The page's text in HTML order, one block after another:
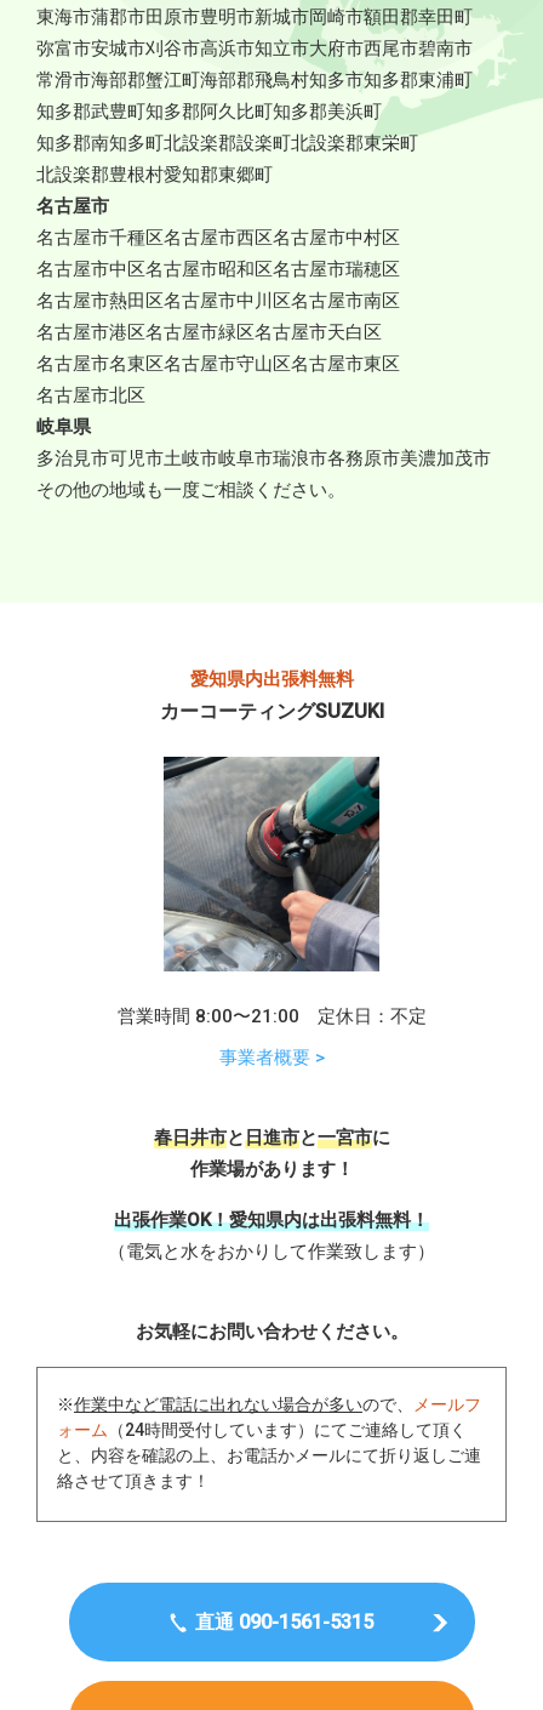
東海市蒲郡市田原市豊明市新城市岡崎市額田郡幸田町
弥富市安城市刈谷市高浜市知立市大府市西尾市碧南市
常滑市海部郡蟹江町海部郡飛鳥村知多市知多郡東浦町
知多郡武豊町知多郡阿久比町知多郡美浜町
知多郡南知多町北設楽郡設楽町北設楽郡東栄町
北設楽郡豊根村愛知郡東郷町
名古屋市
名古屋市千種区名古屋市西区名古屋市中村区
名古屋市中区名古屋市昭和区名古屋市瑞穂区
名古屋市熱田区名古屋市中川区名古屋市南区
名古屋市港区名古屋市緑区名古屋市天白区
名古屋市名東区名古屋市守山区名古屋市東区
名古屋市北区
岐阜県
多治見市可児市土岐市岐阜市瑞浪市各務原市美濃加茂市
その他の地域も一度ご相談ください。
愛知県内出張料無料
カーコーティングSUZUKI
営業時間 8:00〜21:00 定休日：不定
事業者概要 >
春日井市と日進市と一宮市に
作業場があります！
出張作業OK！愛知県内は出張料無料！
（電気と水をおかりして作業致します）
お気軽にお問い合わせください。
※作業中など電話に出れない場合が多いので、
メールフ
ォーム （24時間受付しています）にてご連絡して頂く
と、内容を確認の上、お電話かメールにて折り返しご連
絡させて頂きます！
直通 090-1561-5315